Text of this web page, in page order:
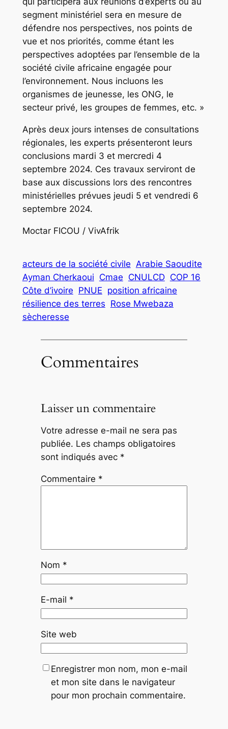
segment ministériel sera en mesure de
défendre nos perspectives, nos points de
vue et nos priorités, comme étant les
perspectives adoptées par l’ensemble de la
société civile africaine engagée pour
l’environnement. Nous incluons les
organismes de jeunesse, les ONG, le
secteur privé, les groupes de femmes, etc. »
Après deux jours intenses de consultations
régionales, les experts présenteront leurs
conclusions mardi 3 et mercredi 4
septembre 2024. Ces travaux serviront de
base aux discussions lors des rencontres
ministérielles prévues jeudi 5 et vendredi 6
septembre 2024.
Moctar FICOU / VivAfrik
acteurs de la société civile Arabie Saoudite
Ayman Cherkaoui Cmae CNULCD COP 16
Côte d’ivoire PNUE position africaine
résilience des terres Rose Mwebaza
sècheresse
Commentaires
Laisser un commentaire
Votre adresse e-mail ne sera pas
publiée. Les champs obligatoires
sont indiqués avec *
Commentaire *
Nom *
E-mail *
Site web
Enregistrer mon nom, mon e-mail
et mon site dans le navigateur
pour mon prochain commentaire.